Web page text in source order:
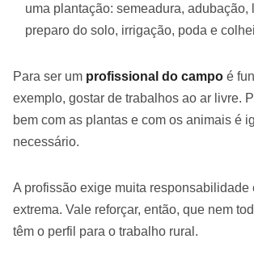
uma plantação: semeadura, adubação,
preparo do solo, irrigação, poda e
Para ser um profissional do campo é
exemplo, gostar de trabalhos ao ar livre.
bem com as plantas e com os animais é
necessário.
A profissão exige muita responsabilidade
extrema. Vale reforçar, então, que nem
têm o perfil para o trabalho rural.